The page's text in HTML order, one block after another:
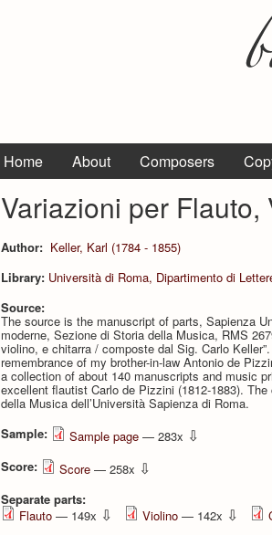
Home About Composers
Variazioni per
Author: Keller, Karl (1784 - 1855)
Library: Università di Roma, Dipartimento di
Source:
The source is the manuscript of parts, Sapienza
moderne, Sezione di Storia della Musica, RMS
violino, e chitarra / composte dal Sig. Carlo
remembrance of my brother-in-law Antonio de
a collection of about 140 manuscripts and music
excellent flautist Carlo de Pizzini (1812-1883).
della Musica dell’Università Sapienza di Roma.
Sample:
Sample page — 283x ⇩
Score: Score — 258x ⇩
Separate parts:
Flauto — 149x ⇩ Violino — 142x ⇩